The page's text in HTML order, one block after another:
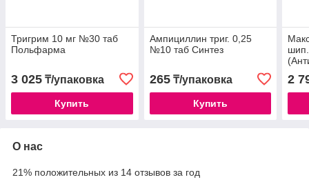
Тригрим 10 мг №30 таб
Польфарма
3 025 ₸/упаковка
Купить
Ампициллин триг. 0,25
№10 таб Синтез
265₸/упаковка
Купить
2
О нас
21% положительных из 14 отзывов за год